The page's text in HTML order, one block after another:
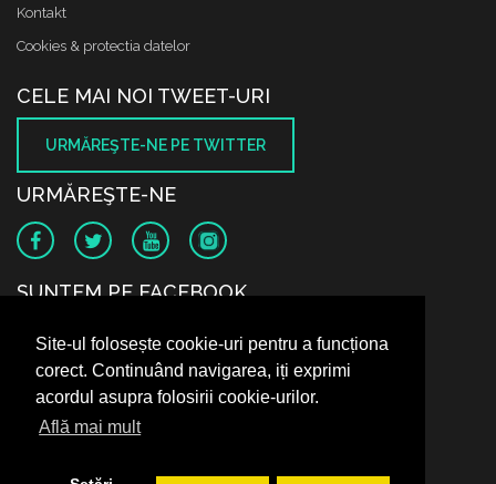
Site-ul folosește cookie-uri pentru a funcționa
corect. Continuând navigarea, iți exprimi
acordul asupra folosirii cookie-urilor.
Află mai mult
Kontakt
Cookies & protectia datelor
CELE MAI NOI TWEET-URI
URMĂREŞTE-NE PE TWITTER
URMĂREŞTE-NE
SUNTEM PE FACEBOOK